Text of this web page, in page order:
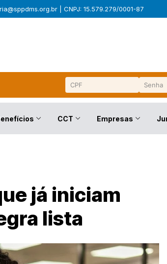
| CNPJ: 15.579.279/0001-87
CCT Empresas
já iniciam
lista